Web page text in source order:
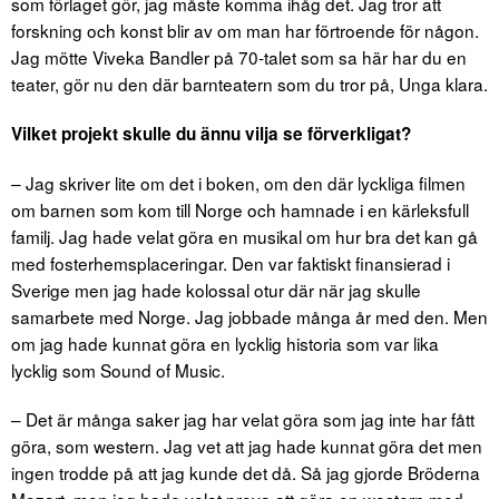
forskning och konst blir av om man har förtroende för någon.
Jag mötte Viveka Bandler på 70-talet som sa här har du en
teater, gör nu den där barnteatern som du tror på, Unga klara.
Vilket projekt skulle du ännu vilja se förverkligat?
– Jag skriver lite om det i boken, om den där lyckliga filmen
om barnen som kom till Norge och hamnade i en kärleksfull
familj. Jag hade velat göra en musikal om hur bra det kan gå
med fosterhemsplaceringar. Den var faktiskt finansierad i
Sverige men jag hade kolossal otur där när jag skulle
samarbete med Norge. Jag jobbade många år med den. Men
om jag hade kunnat göra en lycklig historia som var lika
lycklig som Sound of Music.
– Det är många saker jag har velat göra som jag inte har fått
göra, som western. Jag vet att jag hade kunnat göra det men
ingen trodde på att jag kunde det då. Så jag gjorde Bröderna